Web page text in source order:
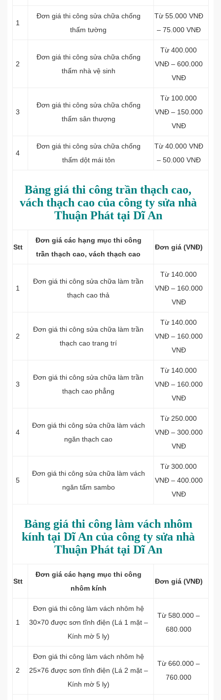
1
Đơn giá thi công sửa chữa chống
thấm tường
Từ 55.000 VNĐ
– 75.000 VNĐ
2
Đơn giá thi công sửa chữa chống
thấm nhà vệ sinh
Từ 400.000
VNĐ – 600.000
VNĐ
3
Đơn giá thi công sửa chữa chống
thấm sân thượng
Từ 100.000
VNĐ – 150.000
VNĐ
4
Đơn giá thi công sửa chữa chống
thấm dột mái tôn
Từ 40.000 VNĐ
– 50.000 VNĐ
Bảng giá thi công trần thạch cao,
vách thạch cao của công ty sửa nhà
Thuận Phát tại Dĩ An
Stt
Đơn giá các hạng mục thi công
trần thạch cao, vách thạch cao
Đơn giá (VNĐ)
1
Đơn giá thi công sửa chữa làm trần
thạch cao thả
Từ 140.000
VNĐ – 160.000
VNĐ
2
Đơn giá thi công sửa chữa làm trần
thạch cao trang trí
Từ 140.000
VNĐ – 160.000
VNĐ
3
Đơn giá thi công sửa chữa làm trần
thạch cao phẳng
Từ 140.000
VNĐ – 160.000
VNĐ
4
Đơn giá thi công sửa chữa làm vách
ngăn thạch cao
Từ 250.000
VNĐ – 300.000
VNĐ
5
Đơn giá thi công sửa chữa làm vách
ngăn tấm sambo
Từ 300.000
VNĐ – 400.000
VNĐ
Bảng giá thi công làm vách nhôm
kính tại Dĩ An của công ty sửa nhà
Thuận Phát tại Dĩ An
Stt
Đơn giá các hạng mục thi công
nhôm kính
Đơn giá (VNĐ)
1
Đơn giá thi công làm vách nhôm hệ
30×70 được sơn tĩnh điện (Lá 1 mặt –
Kính mờ 5 ly)
Từ 580.000 –
680.000
2
Đơn giá thi công làm vách nhôm hệ
25×76 được sơn tĩnh điện (Lá 2 mặt –
Kính mờ 5 ly)
Từ 660.000 –
760.000